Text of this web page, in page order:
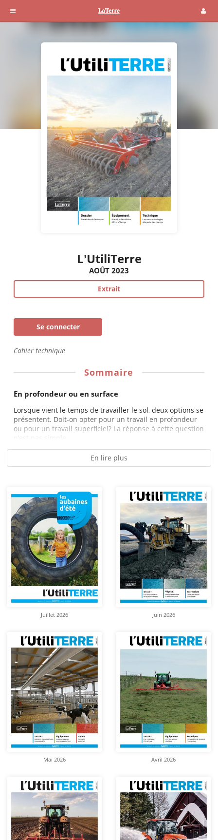
L'UtiliTerre
AOÛT 2023
Extrait
Se connecter
Cahier technique
Sommaire
En profondeur ou en surface
Lorsque vient le temps de travailler le sol, deux options se
présentent. Doit-on opter pour un travail en profondeur
ou pour un travail superficiel? La réponse à cette question
n’est pas simple...
En lire plus
Juillet 2026 Juin 2026
Mai 2026 Avril 2026